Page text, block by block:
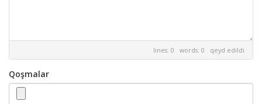
lines: 0 words: 0 qeyd edildi
Qoşmalar